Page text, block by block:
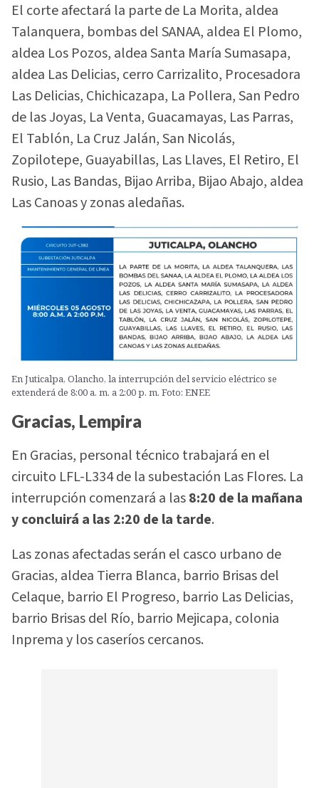
El corte afectará la parte de La Morita, aldea
Talanquera, bombas del SANAA, aldea El Plomo,
aldea Los Pozos, aldea Santa María Sumasapa,
aldea Las Delicias, cerro Carrizalito, Procesadora
Las Delicias, Chichicazapa, La Pollera, San Pedro
de las Joyas, La Venta, Guacamayas, Las Parras,
El Tablón, La Cruz Jalán, San Nicolás,
Zopilotepe, Guayabillas, Las Llaves, El Retiro, El
Rusio, Las Bandas, Bijao Arriba, Bijao Abajo, aldea
Las Canoas y zonas aledañas.
En Juticalpa, Olancho, la interrupción del servicio eléctrico se
extenderá de 8:00 a. m. a 2:00 p. m. Foto: ENEE
Gracias, Lempira
En Gracias, personal técnico trabajará en el
circuito LFL-L334 de la subestación Las Flores. La
interrupción comenzará a las8:20 de la mañana
y concluirá a las 2:20 de la tarde.
Las zonas afectadas serán el casco urbano de
Gracias, aldea Tierra Blanca, barrio Brisas del
Celaque, barrio El Progreso, barrio Las Delicias,
barrio Brisas del Río, barrio Mejicapa, colonia
Inprema y los caseríos cercanos.